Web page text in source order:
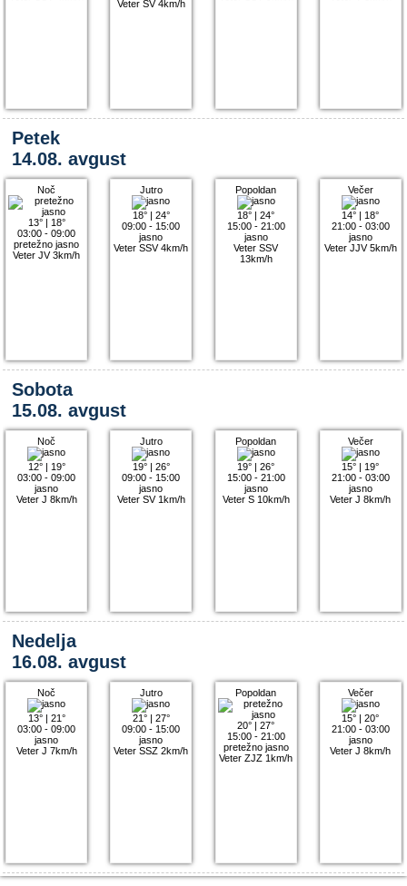
Veter SV 4km/h
Petek
14.08. avgust
Noč
13°| 18°
03:00 - 09:00
pretežno jasno
Veter JV 3km/h
Jutro
18°| 24°
09:00 - 15:00
jasno
Veter SSV 4km/h
Popoldan
18° |24°
15:00 - 21:00
jasno
Veter SSV
13km/h
Večer
14° | 18°
21:00 - 03:00
jasno
Veter JJV 5km/h
Sobota
15.08. avgust
Noč
12°| 19°
03:00 - 09:00
jasno
Veter J 8km/h
Jutro
19°| 26°
09:00 - 15:00
jasno
Veter SV 1km/h
Popoldan
19° |26°
15:00 - 21:00
jasno
Veter S 10km/h
Večer
15° | 19°
21:00 - 03:00
jasno
Veter J 8km/h
Nedelja
16.08. avgust
Noč
13°| 21°
03:00 - 09:00
jasno
Veter J 7km/h
Jutro
21°| 27°
09:00 - 15:00
jasno
Veter SSZ 2km/h
Popoldan
20° |27°
15:00 - 21:00
pretežno jasno
Veter ZJZ 1km/h
Večer
15° |20°
21:00 - 03:00
jasno
Veter J 8km/h